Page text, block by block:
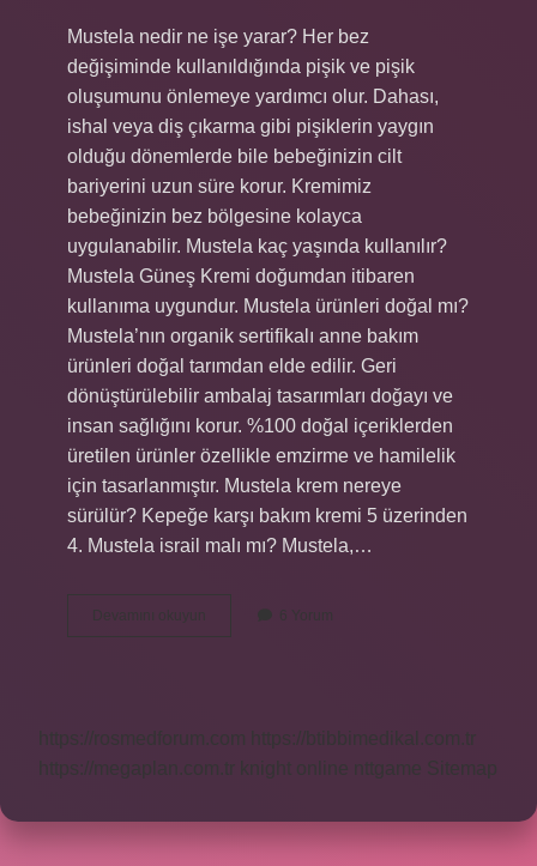
Mustela nedir ne işe yarar? Her bez
değişiminde kullanıldığında pişik ve pişik
oluşumunu önlemeye yardımcı olur. Dahası,
ishal veya diş çıkarma gibi pişiklerin yaygın
olduğu dönemlerde bile bebeğinizin cilt
bariyerini uzun süre korur. Kremimiz
bebeğinizin bez bölgesine kolayca
uygulanabilir. Mustela kaç yaşında kullanılır?
Mustela Güneş Kremi doğumdan itibaren
kullanıma uygundur. Mustela ürünleri doğal mı?
Mustela’nın organik sertifikalı anne bakım
ürünleri doğal tarımdan elde edilir. Geri
dönüştürülebilir ambalaj tasarımları doğayı ve
insan sağlığını korur. %100 doğal içeriklerden
üretilen ürünler özellikle emzirme ve hamilelik
için tasarlanmıştır. Mustela krem nereye
sürülür? Kepeğe karşı bakım kremi 5 üzerinden
4. Mustela israil malı mı? Mustela,…
Devamını okuyun
Nedir
6 Yorum
https://rosmedforum.com
https://btibbimedikal.com.tr
https://megaplan.com.tr knight online nttgame Sitemap